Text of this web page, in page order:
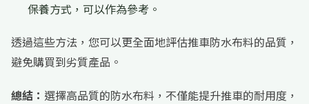
保養方式，可以作為參考。
透過這些方法，您可以更全面地評估推車防水布料的品質，
避免購買到劣質產品。
總結： 選擇高品質的防水布料，不僅能提升推車的耐用度，